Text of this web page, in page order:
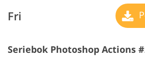
Fri
Seriebok Photoshop Actions